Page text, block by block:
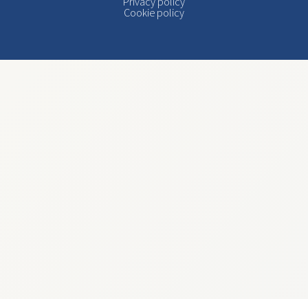
Cookie policy